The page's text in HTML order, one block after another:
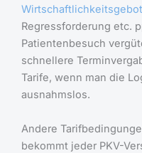
Wirtschaftlichkeitsgebot
Regressforderung etc.
Patientenbesuch
schnellere
Tarife, wenn man die
ausnahmslos.
Andere
bekommt jeder PKV-